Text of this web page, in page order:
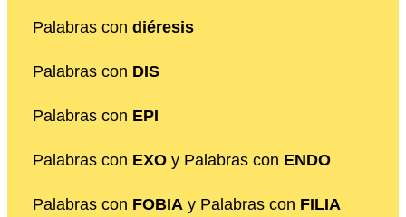
Palabras con diéresis
Palabras con DIS
Palabras con EPI
Palabras con EXO y Palabras con ENDO
Palabras con FOBIA y Palabras con FILIA